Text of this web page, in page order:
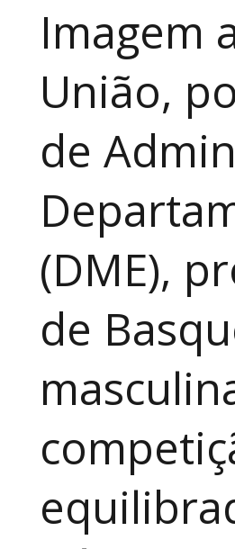
Imagem
União,
de
(DME),
de